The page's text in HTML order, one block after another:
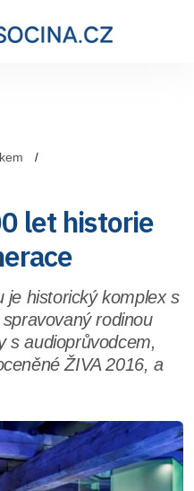
let historie
historický komplex s
rodinou
s audioprůvodcem,
ŽIVA 2016, a